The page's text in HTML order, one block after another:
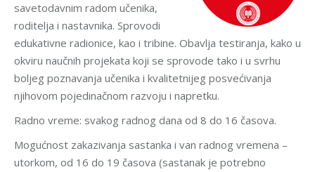
savetodavnim radom učenika,
roditelja i nastavnika. Sprovodi
edukativne radionice, kao i tribine. Obavlja testiranja, kako u
okviru naučnih projekata koji se sprovode tako i u svrhu
boljeg poznavanja učenika i kvalitetnijeg posvećivanja
njihovom pojedinačnom razvoju i napretku.
Radno vreme: svakog radnog dana od 8 do 16 časova.
Mogućnost zakazivanja sastanka i van radnog vremena –
utorkom, od 16 do 19 časova (sastanak je potrebno